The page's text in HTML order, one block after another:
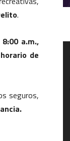
.
8:00 a.m.,
de
seguros,